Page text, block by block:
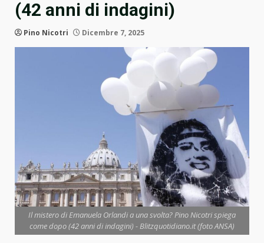
(42 anni di indagini)
Pino Nicotri Dicembre 7, 2025
Il mistero di Emanuela Orlandi a una svolta? Pino Nicotri spiega
come dopo (42 anni di indagini) - Blitzquotidiano.it (foto ANSA)